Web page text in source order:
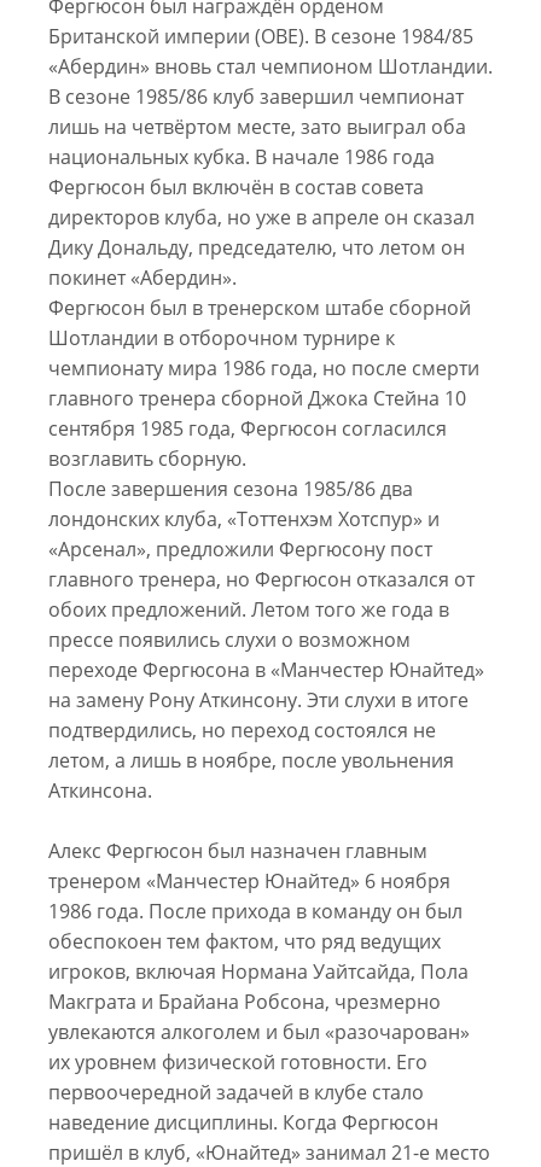
Фергюсон был награждён орденом
Британской империи (OBE). В сезоне 1984/85
«Абердин» вновь стал чемпионом Шотландии.
В сезоне 1985/86 клуб завершил чемпионат
лишь на четвёртом месте, зато выиграл оба
национальных кубка. В начале 1986 года
Фергюсон был включён в состав совета
директоров клуба, но уже в апреле он сказал
Дику Дональду, председателю, что летом он
покинет «Абердин».
Фергюсон был в тренерском штабе сборной
Шотландии в отборочном турнире к
чемпионату мира 1986 года, но после смерти
главного тренера сборной Джока Стейна 10
сентября 1985 года, Фергюсон согласился
возглавить сборную.
После завершения сезона 1985/86 два
лондонских клуба, «Тоттенхэм Хотспур» и
«Арсенал», предложили Фергюсону пост
главного тренера, но Фергюсон отказался от
обоих предложений. Летом того же года в
прессе появились слухи о возможном
переходе Фергюсона в «Манчестер Юнайтед»
на замену Рону Аткинсону. Эти слухи в итоге
подтвердились, но переход состоялся не
летом, а лишь в ноябре, после увольнения
Аткинсона.
Алекс Фергюсон был назначен главным
тренером «Манчестер Юнайтед» 6 ноября
1986 года. После прихода в команду он был
обеспокоен тем фактом, что ряд ведущих
игроков, включая Нормана Уайтсайда, Пола
Макграта и Брайана Робсона, чрезмерно
увлекаются алкоголем и был «разочарован»
их уровнем физической готовности. Его
первоочередной задачей в клубе стало
наведение дисциплины. Когда Фергюсон
пришёл в клуб, «Юнайтед» занимал 21-е место